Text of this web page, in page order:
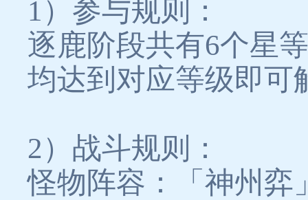
1）参与规则：
逐鹿阶段共有6个星
均达到对应等级即可
2）战斗规则：
怪物阵容：「神州弈